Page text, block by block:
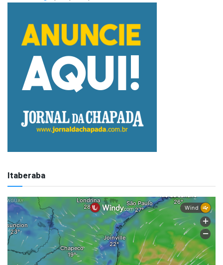
Itaberaba